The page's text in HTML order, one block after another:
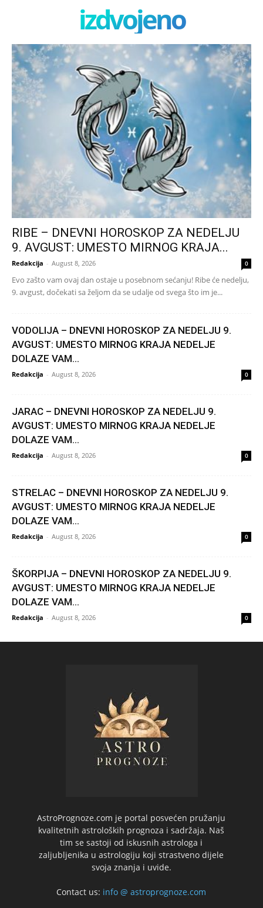
izdvojeno
RIBE – DNEVNI HOROSKOP ZA NEDELJU
9. AVGUST: UMESTO MIRNOG KRAJA...
Redakcija - August 8, 2026 0
Evo zašto vam ovaj dan ostaje u posebnom sećanju! Ribe će nedelju,
9. avgust, dočekati sa željom da se udalje od svega što im je...
VODOLIJA – DNEVNI HOROSKOP ZA NEDELJU 9.
AVGUST: UMESTO MIRNOG KRAJA NEDELJE
DOLAZE VAM...
Redakcija - August 8, 2026 0
JARAC – DNEVNI HOROSKOP ZA NEDELJU 9.
AVGUST: UMESTO MIRNOG KRAJA NEDELJE
DOLAZE VAM...
Redakcija - August 8, 2026 0
STRELAC – DNEVNI HOROSKOP ZA NEDELJU 9.
AVGUST: UMESTO MIRNOG KRAJA NEDELJE
DOLAZE VAM...
Redakcija - August 8, 2026 0
ŠKORPIJA – DNEVNI HOROSKOP ZA NEDELJU 9.
AVGUST: UMESTO MIRNOG KRAJA NEDELJE
DOLAZE VAM...
Redakcija - August 8, 2026 0
AstroPrognoze.com je portal posvećen pružanju
kvalitetnih astroloških prognoza i sadržaja. Naš
tim se sastoji od iskusnih astrologa i
zaljubljenika u astrologiju koji strastveno dijele
svoja znanja i uvide.
Contact us: info @ astroprognoze.com